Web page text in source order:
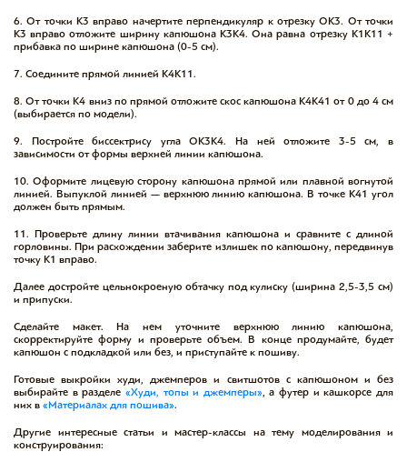
6. От точки К3 вправо начертите перпендикуляр к отрезку ОК3. От точки
К3 вправо отложите ширину капюшона К3К4. Она равна отрезку К1К11 +
прибавка по ширине капюшона (0-5 см).
7. Соедините прямой линией К4К11.
8. От точки К4 вниз по прямой отложите скос капюшона К4К41 от 0 до 4 см
(выбирается по модели).
9. Постройте биссектрису угла ОК3К4. На ней отложите 3-5 см, в
зависимости от формы верхней линии капюшона.
10. Оформите лицевую сторону капюшона прямой или плавной вогнутой
линией. Выпуклой линией — верхнюю линию капюшона. В точке К41 угол
должен быть прямым.
11. Проверьте длину линии втачивания капюшона и сравните с длиной
горловины. При расхождении заберите излишек по капюшону, передвинув
точку К1 вправо.
Далее достройте цельнокроеную обтачку под кулиску (ширина 2,5-3,5 см)
и припуски.
Сделайте макет. На нем уточните верхнюю линию капюшона,
скорректируйте форму и проверьте объем. В конце продумайте, будет
капюшон с подкладкой или без, и приступайте к пошиву.
Готовые выкройки худи, джемперов и свитшотов с капюшоном и без
выбирайте в разделе «Худи, топы и джемперы», а футер и кашкорсе для
них в «Материалах для пошива».
Другие интересные статьи и мастер-классы на тему моделирования и
конструирования: